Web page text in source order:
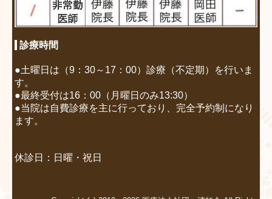
診療時間
●土曜日は（9：30～17：00）診療（不定期）を行いま
す。
●最終受付は16：00（月曜日のみ13:30）
●当院は自費診療を主に行っており、完全予約制になり
ます。
休診日：日曜・祝日